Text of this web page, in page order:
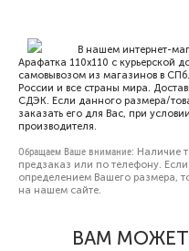
В нашем интернет-
Арафатка 110х110 с курьерской
самовывозом из магазинов в
России и все страны мира.
СДЭК. Если данного размера/
заказать его для Вас, при
производителя.
Обращаем Ваше внимание: Наличие
предзаказ или по телефону.
определением Вашего размера,
на нашем сайте.
ВАМ